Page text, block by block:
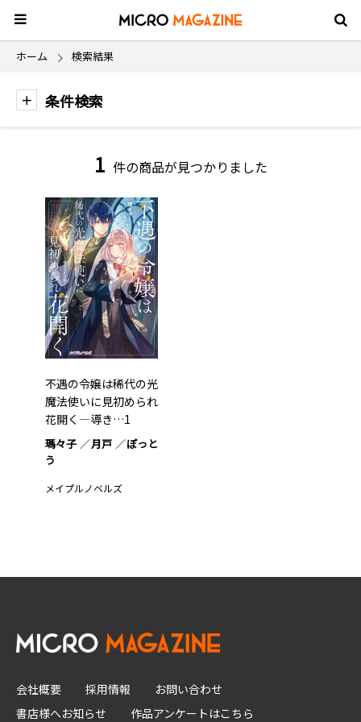
ホーム 検索結果
条件検索
1 件の商品が見つかりました
不遇の令嬢は稀代の光
魔法使いに見初められ
花開く―導き…1
瑪々子 月戸
ぽっと
う
メイプルノベルズ
会社概要 採用情報
お問い合わせ
書店様へお知らせ
作品アンケートはこちら